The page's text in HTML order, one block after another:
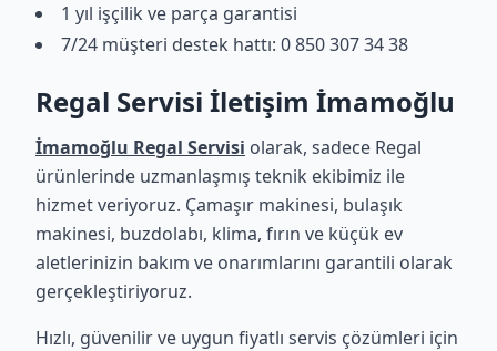
1 yıl işçilik ve parça garantisi
7/24 müşteri destek hattı: 0 850 307 34 38
Regal Servisi İletişim İmamoğlu
İmamoğlu Regal Servisi olarak, sadece Regal
ürünlerinde uzmanlaşmış teknik ekibimiz ile
hizmet veriyoruz. Çamaşır makinesi, bulaşık
makinesi, buzdolabı, klima, fırın ve küçük ev
aletlerinizin bakım ve onarımlarını garantili olarak
gerçekleştiriyoruz.
Hızlı, güvenilir ve uygun fiyatlı servis çözümleri için